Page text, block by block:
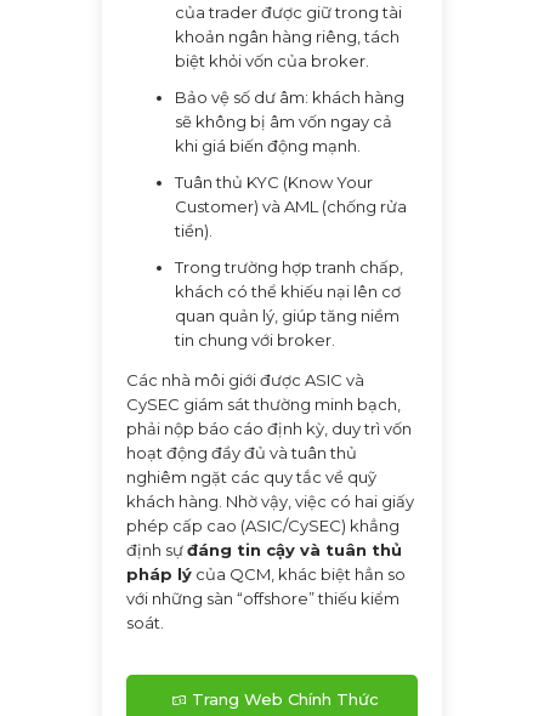
của trader được giữ trong tài
khoản ngân hàng riêng, tách
biệt khỏi vốn của broker.
Bảo vệ số dư âm: khách hàng
sẽ không bị âm vốn ngay cả
khi giá biến động mạnh.
Tuân thủ KYC (Know Your
Customer) và AML (chống rửa
tiền).
Trong trường hợp tranh chấp,
khách có thể khiếu nại lên cơ
quan quản lý, giúp tăng niềm
tin chung với broker.
Các nhà môi giới được ASIC và
CySEC giám sát thường minh bạch,
phải nộp báo cáo định kỳ, duy trì vốn
hoạt động đầy đủ và tuân thủ
nghiêm ngặt các quy tắc về quỹ
khách hàng. Nhờ vậy, việc có hai giấy
phép cấp cao (ASIC/CySEC) khẳng
định sựđáng tin cậy và tuân thủ
pháp lý của QCM, khác biệt hẳn so
với những sàn “offshore” thiếu kiểm
soát.
Trang Web Chính Thức